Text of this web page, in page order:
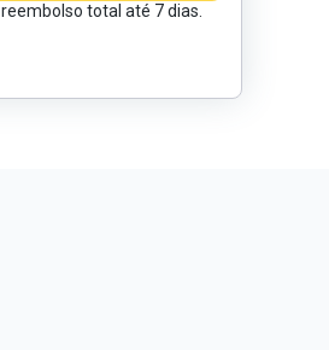
reembolso total até 7 dias.